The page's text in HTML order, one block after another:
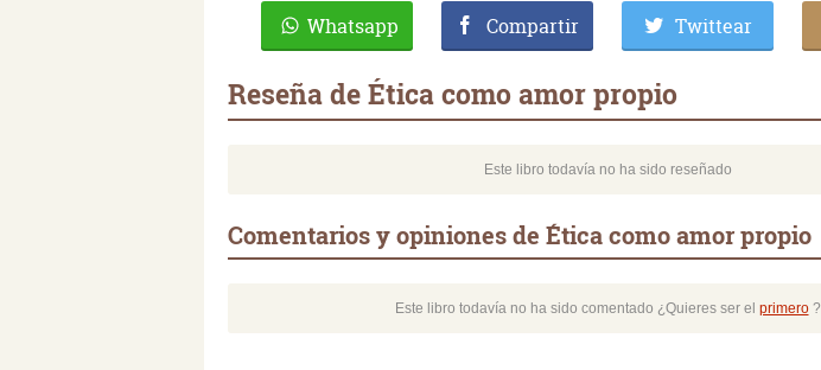
Whatsapp Compartir Twittear
Reseña de Ética como amor propio
Este libro todavía no ha sido reseñado
Comentarios y opiniones de Ética como amor propio
Este libro todavía no ha sido comentado ¿Quieres ser el primero?